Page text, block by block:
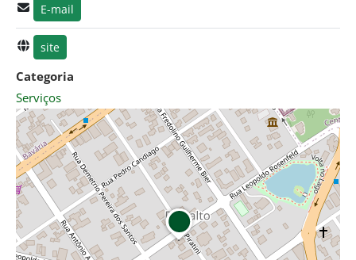
E-mail
site
Categoria
Serviços